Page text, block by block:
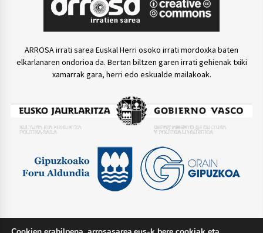
ARROSA irrati sarea Euskal Herri osoko irrati mordoxka baten
elkarlanaren ondorioa da. Bertan biltzen garen irrati gehienak txiki
xamarrak gara, herri edo eskualde mailakoak.